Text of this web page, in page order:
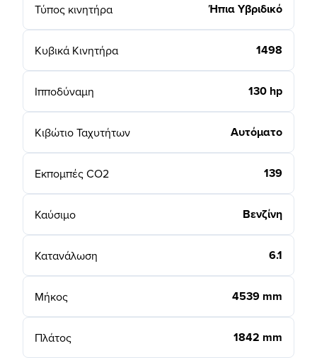
Τύπος κινητήρα Ήπια Υβριδικό
Κυβικά Κινητήρα 1498
Ιπποδύναμη 130 hp
Κιβώτιο Ταχυτήτων Αυτόματο
Εκπομπές CO2 139
Καύσιμο Βενζίνη
Κατανάλωση 6.1
Μήκος 4539 mm
Πλάτος 1842 mm